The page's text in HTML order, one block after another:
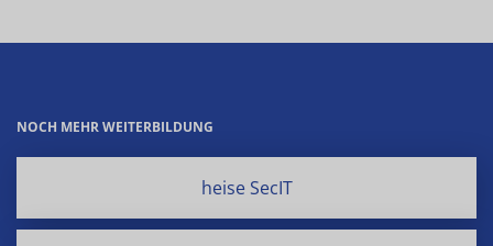
NOCH MEHR WEITERBILDUNG
heise SecIT